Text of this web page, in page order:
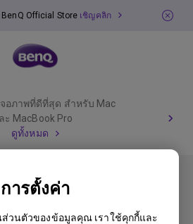
การตั้งค่า
ส่วนตัวของข้อมูลคุณ เราใช้คุกกี้และ
Official Store เชิญคลิก
จอภาพที่ดีที่สุด สำหรับ Mac
ะ MacBook Pro
ดูทั้งหมด